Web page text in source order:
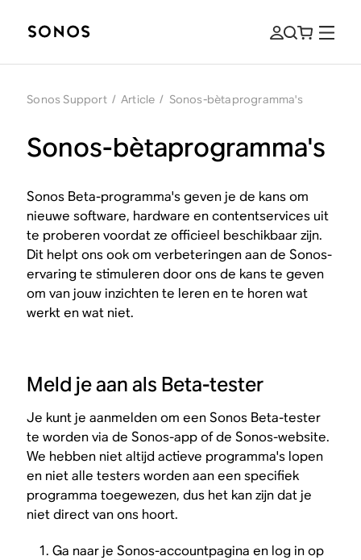
Sonos Support / Article / Sonos-bètaprogramma's
Sonos-bètaprogramma's
Sonos Beta-programma's geven je de kans om
nieuwe software, hardware en contentservices uit
te proberen voordat ze officieel beschikbaar zijn.
Dit helpt ons ook om verbeteringen aan de Sonos-
ervaring te stimuleren door ons de kans te geven
om van jouw inzichten te leren en te horen wat
werkt en wat niet.
Meld je aan als Beta-tester
Je kunt je aanmelden om een Sonos Beta-tester
te worden via de Sonos-app of de Sonos-website.
We hebben niet altijd actieve programma's lopen
en niet alle testers worden aan een specifiek
programma toegewezen, dus het kan zijn dat je
niet direct van ons hoort.
Ga naar je Sonos-accountpagina en log in op